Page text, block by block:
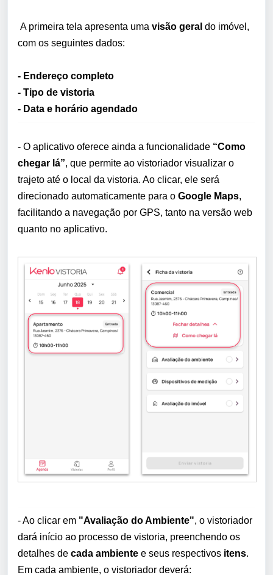
A primeira tela apresenta uma visão geral do imóvel,
com os seguintes dados:
- Endereço completo
- Tipo de vistoria
- Data e horário agendado
- O aplicativo oferece ainda a funcionalidade “Como
chegar lá”, que permite ao vistoriador visualizar o
trajeto até o local da vistoria. Ao clicar, ele será
direcionado automaticamente para o Google Maps,
facilitando a navegação por GPS, tanto na versão web
quanto no aplicativo.
- Ao clicar em "Avaliação do Ambiente", o vistoriador
dará início ao processo de vistoria, preenchendo os
detalhes de cada ambiente e seus respectivos itens.
Em cada ambiente, o vistoriador deverá: